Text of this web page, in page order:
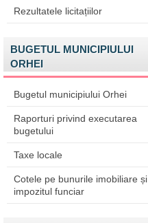
Rezultatele licitațiilor
BUGETUL MUNICIPIULUI
ORHEI
Bugetul municipiului Orhei
Raporturi privind executarea
bugetului
Taxe locale
Cotele pe bunurile imobiliare și
impozitul funciar